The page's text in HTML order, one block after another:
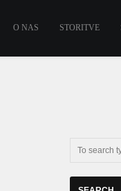
O NAS STORITVE